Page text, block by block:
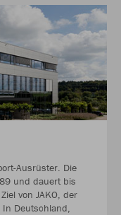
Ausrüster. Die
und dauert bis
von JAKO, der
In Deutschland,